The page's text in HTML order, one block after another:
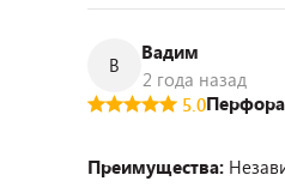
В
Вадим
2 года назад
5.0
Преимущества: